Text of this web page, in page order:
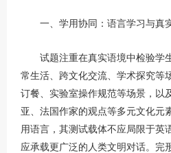
一、学用协同：语言学习与真
试题注重在真实语境中检验学
常生活、跨文化交流、学术探究等
订餐、实验室操作规范等场景，以
亚、法国作家的观点等多元文化元
用语言，其测试载体不应局限于英
应承载更广泛的人类文明对话。完